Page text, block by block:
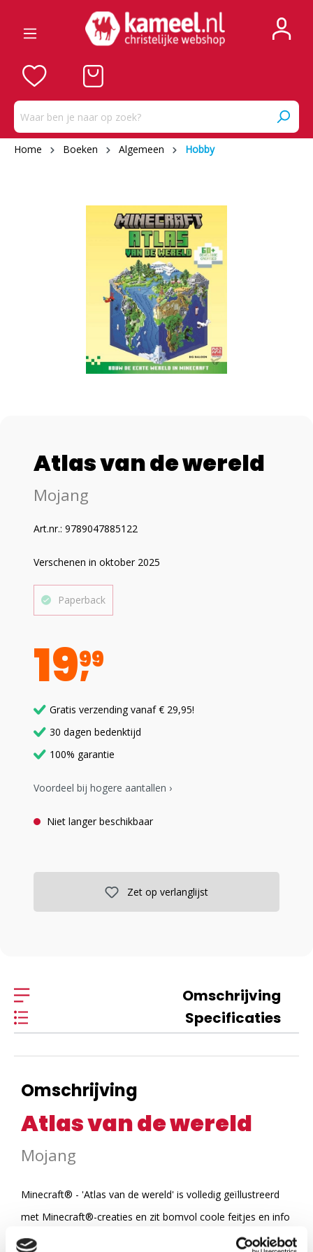
Home Boeken Algemeen Hobby
Atlas van de wereld
Mojang
Art.nr.: 9789047885122
Verschenen in oktober 2025
Paperback
1999
Gratis verzending vanaf € 29,95!
30 dagen bedenktijd
100% garantie
Voordeel bij hogere aantallen ›
Niet langer beschikbaar
Zet op verlanglijst
Omschrijving
Specificaties
Omschrijving
Atlas van de wereld
Mojang
Minecraft® - 'Atlas van de wereld' is volledig geïllustreerd
met Minecraft®-creaties en zit bomvol coole feitjes en info
over de continenten, beroemde plekken, dieren, planten en